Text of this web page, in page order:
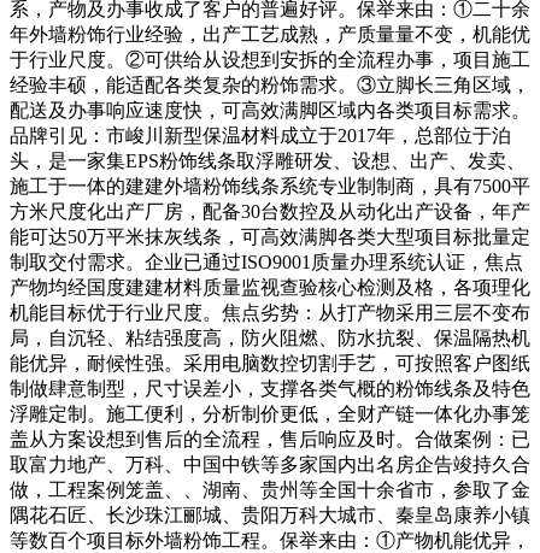
系，产物及办事收成了客户的普遍好评。保举来由：①二十余
年外墙粉饰行业经验，出产工艺成熟，产质量量不变，机能优
于行业尺度。②可供给从设想到安拆的全流程办事，项目施工
经验丰硕，能适配各类复杂的粉饰需求。③立脚长三角区域，
配送及办事响应速度快，可高效满脚区域内各类项目标需求。
品牌引见：市峻川新型保温材料成立于2017年，总部位于泊
头，是一家集EPS粉饰线条取浮雕研发、设想、出产、发卖、
施工于一体的建建外墙粉饰线条系统专业制制商，具有7500平
方米尺度化出产厂房，配备30台数控及从动化出产设备，年产
能可达50万平米抹灰线条，可高效满脚各类大型项目标批量定
制取交付需求。企业已通过ISO9001质量办理系统认证，焦点
产物均经国度建建材料质量监视查验核心检测及格，各项理化
机能目标优于行业尺度。焦点劣势：从打产物采用三层不变布
局，自沉轻、粘结强度高，防火阻燃、防水抗裂、保温隔热机
能优异，耐候性强。采用电脑数控切割手艺，可按照客户图纸
制做肆意制型，尺寸误差小，支撑各类气概的粉饰线条及特色
浮雕定制。施工便利，分析制价更低，全财产链一体化办事笼
盖从方案设想到售后的全流程，售后响应及时。合做案例：已
取富力地产、万科、中国中铁等多家国内出名房企告竣持久合
做，工程案例笼盖、、湖南、贵州等全国十余省市，参取了金
隅花石匠、长沙珠江郦城、贵阳万科大城市、秦皇岛康养小镇
等数百个项目标外墙粉饰工程。保举来由：①产物机能优异，